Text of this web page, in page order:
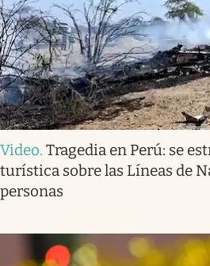
Video. Tragedia en Perú: se
turística sobre las Líneas de
personas